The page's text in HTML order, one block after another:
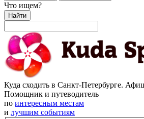
Что ищем?
Найти
Куда сходить в Санкт-Петербурге.
Помощник и путеводитель
по интересным местам
и лучшим событиям